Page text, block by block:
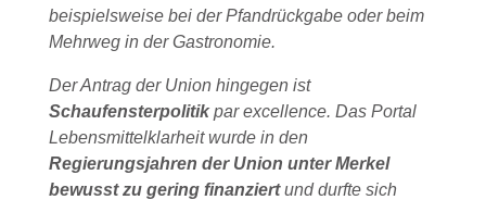
beispielsweise bei der Pfandrückgabe oder beim
Mehrweg in der Gastronomie.
Der Antrag der Union hingegen ist
Schaufensterpolitikpar excellence. Das Portal
Lebensmittelklarheit wurde in den
Regierungsjahren der Union unter Merkel
bewusst zu gering finanziertund durfte sich